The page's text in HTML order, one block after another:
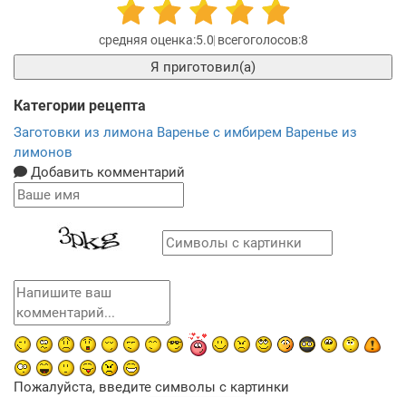
5.0 8
Я приготовил(а)
Категории рецепта
Заготовки из лимона Варенье с имбирем Варенье из
лимонов
Добавить комментарий
Пожалуйста, введите символы с картинки